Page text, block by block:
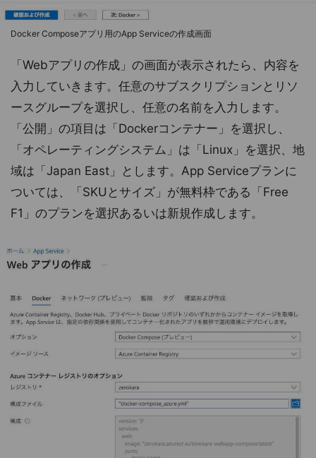
Docker Composeアプリ用のApp Serviceの作成画面
「Webアプリの作成」の画面が表示されたら、内容を
入力していきます。任意のサブスクリプションとリソ
ースグループを選択し、任意の名前を入力します。
「公開」の項目は「Dockerコンテナー」を選択し、
「オペレーティングシステム」は「Linux」を選択、地
域は「Japan East」とします。App Serviceプランに
ついては、「SKUとサイズ」が無料枠である「Free
F1」のプランを選択あるいは新規作成します。